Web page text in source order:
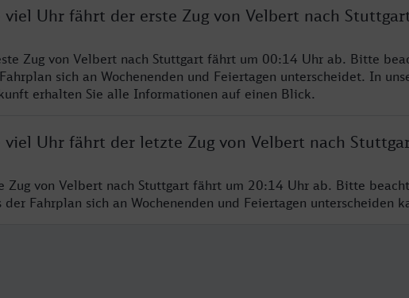
viel Uhr fährt der erste Zug von Velbert nach
Zug von Velbert nach Stuttgart fährt um 00:14 Uhr ab. Bitte
sich an Wochenenden und Feiertagen unterscheidet. In
erhalten Sie alle Informationen auf einen Blick.
viel Uhr fährt der letzte Zug von Velbert nach
Zug von Velbert nach Stuttgart fährt um 20:14 Uhr ab. Bitte
der Fahrplan sich an Wochenenden und Feiertagen unterscheiden